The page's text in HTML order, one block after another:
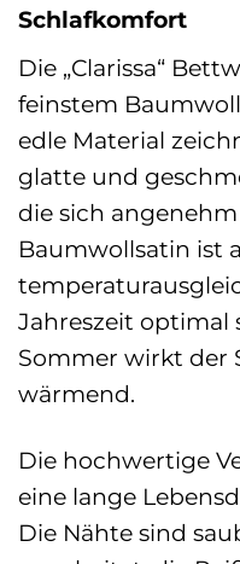
Schlafkomfort
Die „Clarissa“
feinstem
edle Material
glatte und
die sich
Baumwollsatin ist
Jahreszeit optimal
Sommer wirkt der
wärmend.
Die hochwertige
eine lange
Die Nähte sind